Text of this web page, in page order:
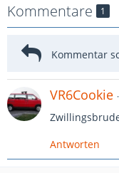
Kommentare 1
VR6Cookie
Antworten